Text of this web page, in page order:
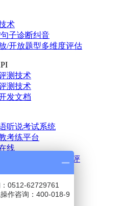
术
子诊断纠音
/开放题型多维度评估
测技术
测技术
发文档
听说考试系统
考练平台
线
力人工智能分级测评
0512-62729761
作咨询：400-018-9